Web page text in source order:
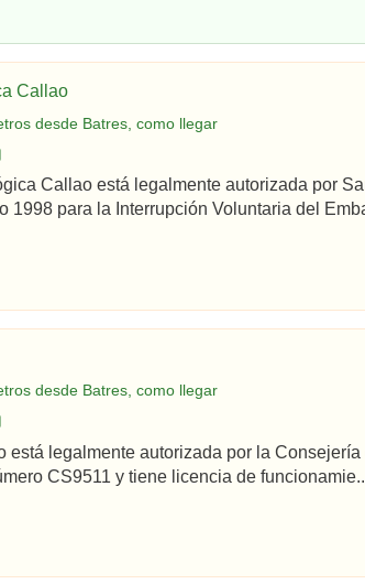
Callao
desde Batres, como llegar
Callao está legalmente autorizada por
1998 para la Interrupción Voluntaria del
desde Batres, como llegar
está legalmente autorizada por la
CS9511 y tiene licencia de